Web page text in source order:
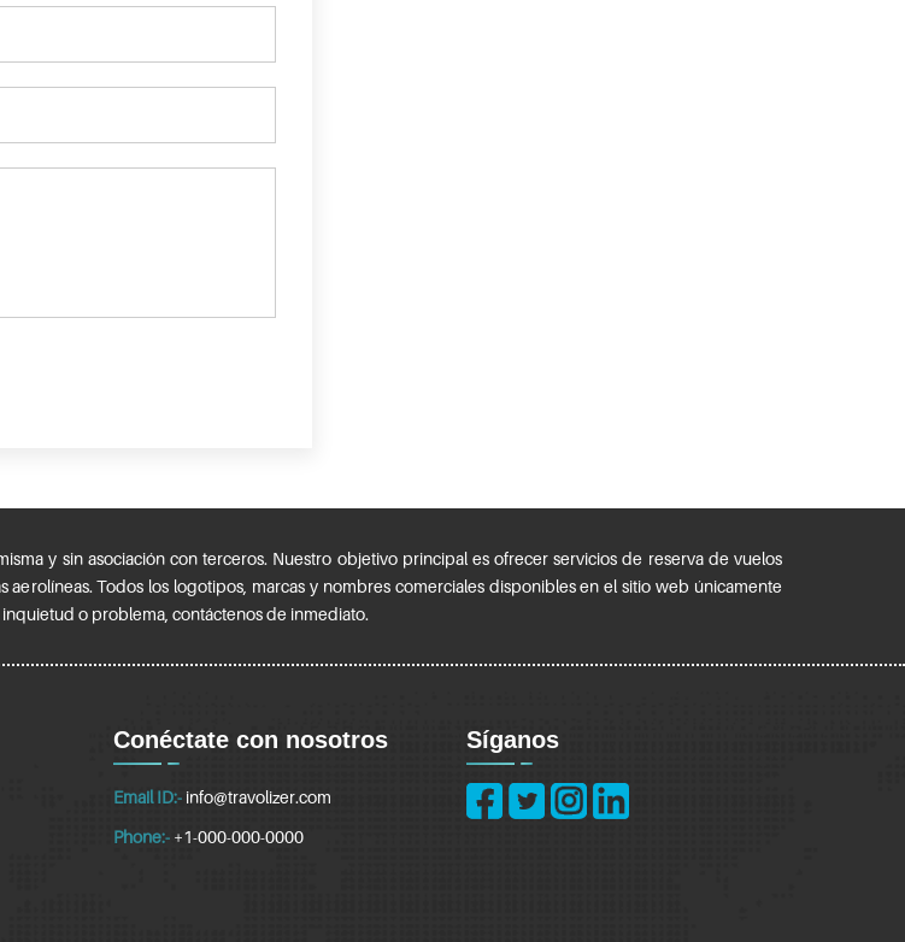
y sin asociación con terceros. Nuestro objetivo principal es ofrecer servicios de reserva de vuelos
Todos los logotipos, marcas y nombres comerciales disponibles en el sitio web únicamente
o problema, contáctenos de inmediato.
Conéctate con nosotros
Email ID:- info@travolizer.com
Phone:- +1-000-000-0000
Síganos